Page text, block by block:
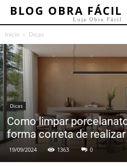
BLOG OBRA FÁCIL
Loja Obra Fácil
Início Dicas
Dicas
Como limpar
forma correta de
19/09/2024 1363 0